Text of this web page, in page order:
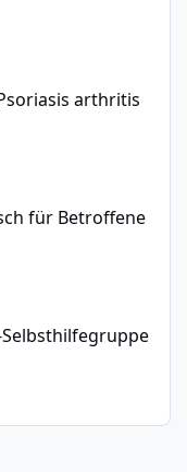
arthritis
arthritis
für Betroffene